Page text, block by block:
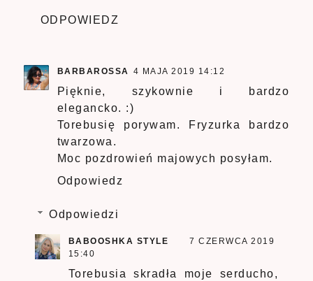
ODPOWIEDZ
BARBAROSSA 4 MAJA 2019 14:12
Pięknie, szykownie i bardzo
elegancko. :)
Torebusię porywam. Fryzurka bardzo
twarzowa.
Moc pozdrowień majowych posyłam.
Odpowiedz
Odpowiedzi
BABOOSHKA STYLE
7 CZERWCA 2019
15:40
Torebusia skradła moje serducho,